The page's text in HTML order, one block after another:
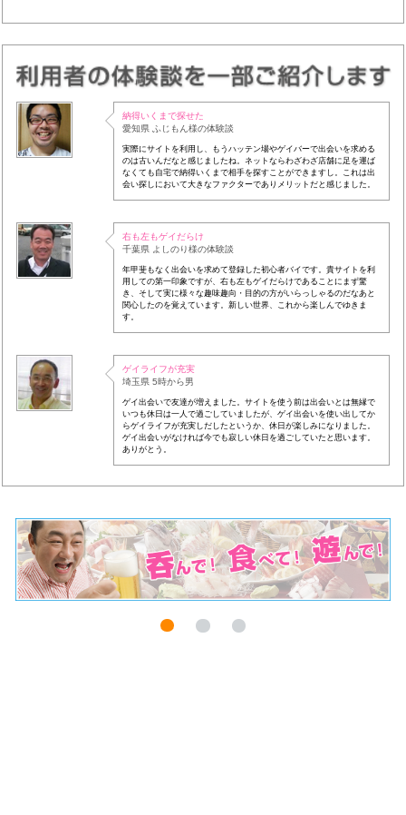
納得いくまで探せた
愛知県 ふじもん様の体験談
実際にサイトを利用し、もうハッテン場やゲイバーで出会いを求める
のは古いんだなと感じましたね。ネットならわざわざ店舗に足を運ば
なくても自宅で納得いくまで相手を探すことができますし。これは出
会い探しにおいて大きなファクターでありメリットだと感じました。
右も左もゲイだらけ
千葉県 よしのり様の体験談
年甲斐もなく出会いを求めて登録した初心者バイです。貴サイトを利
用しての第一印象ですが、右も左もゲイだらけであることにまず驚
き、そして実に様々な趣味趣向・目的の方がいらっしゃるのだなあと
関心したのを覚えています。新しい世界、これから楽しんでゆきま
す。
ゲイライフが充実
埼玉県 5時から男
ゲイ出会いで友達が増えました。サイトを使う前は出会いとは無縁で
いつも休日は一人で過ごしていましたが、ゲイ出会いを使い出してか
らゲイライフが充実しだしたというか、休日が楽しみになりました。
ゲイ出会いがなければ今でも寂しい休日を過ごしていたと思います。
ありがとう。